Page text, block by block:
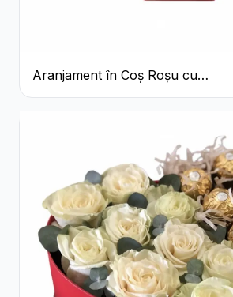
Aranjament în Coș Roșu cu
Trandafiri și Crizanteme Albe